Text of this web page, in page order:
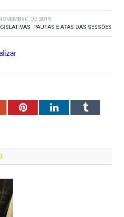
DE 2019
, PAUTAS E ATAS DAS SESSÕES
PinterestLinkedInTumblr